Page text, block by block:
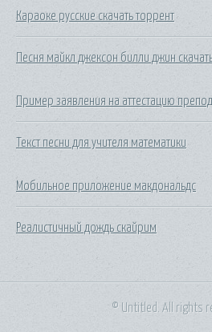
Караоке русские скачать торрент
Песня майкл джексон билли джин
Пример заявления на аттестацию
Текст песни для учителя математики
Мобильное приложение макдональдс
Реалистичный дождь скайрим
© Untitled. All rights